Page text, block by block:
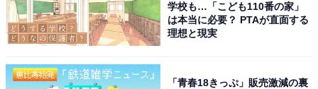
学校も…「こども110番の家」
は本当に必要？ PTAが直面する
理想と現実
「青春18きっぷ」販売激減の裏